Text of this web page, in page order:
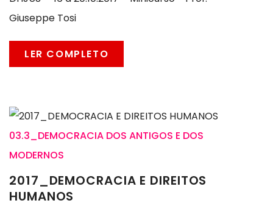
Giuseppe Tosi
LER COMPLETO
03.3_DEMOCRACIA DOS ANTIGOS E DOS
MODERNOS
2017_DEMOCRACIA E DIREITOS
HUMANOS